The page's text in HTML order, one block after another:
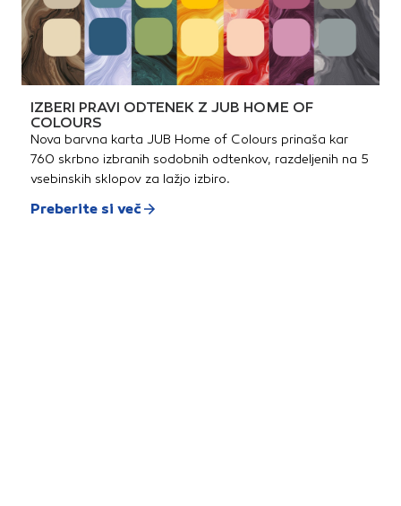
IZBERI PRAVI ODTENEK Z JUB HOME OF
COLOURS
Nova barvna karta JUB Home of Colours prinaša kar
760 skrbno izbranih sodobnih odtenkov, razdeljenih na 5
vsebinskih sklopov za lažjo izbiro.
Preberite si več